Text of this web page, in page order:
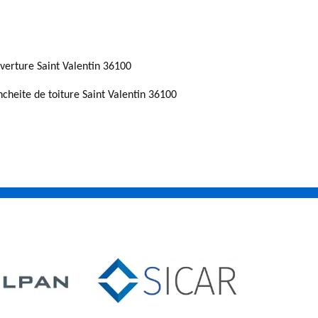
Saint Valentin 36100
de toiture Saint Valentin 36100